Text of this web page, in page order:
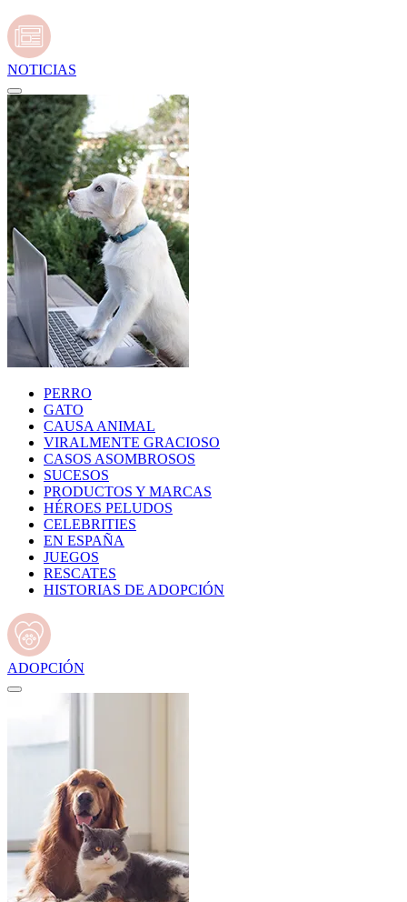
NOTICIAS
PERRO
GATO
CAUSA ANIMAL
VIRALMENTE GRACIOSO
CASOS ASOMBROSOS
SUCESOS
PRODUCTOS Y MARCAS
HÉROES PELUDOS
CELEBRITIES
EN ESPAÑA
JUEGOS
RESCATES
HISTORIAS DE ADOPCIÓN
ADOPCIÓN